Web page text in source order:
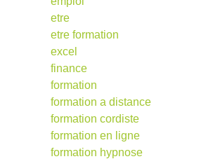
etre
etre formation
excel
finance
formation
formation a distance
formation cordiste
formation en ligne
formation hypnose